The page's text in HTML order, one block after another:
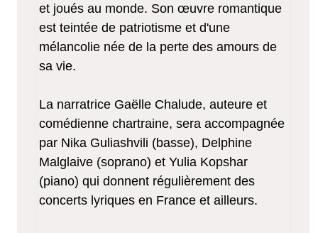
et joués au monde. Son œuvre romantique
est teintée de patriotisme et d'une
mélancolie née de la perte des amours de
sa vie.
La narratrice Gaëlle Chalude, auteure et
comédienne chartraine, sera accompagnée
par Nika Guliashvili (basse), Delphine
Malglaive (soprano) et Yulia Kopshar
(piano) qui donnent régulièrement des
concerts lyriques en France et ailleurs.